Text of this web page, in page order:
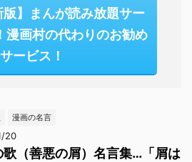
版】まんが読み放題サー
漫画村の代わりのお勧め
サービス！
漫画の名言
20
歌（善悪の屑）名言集…「屑は